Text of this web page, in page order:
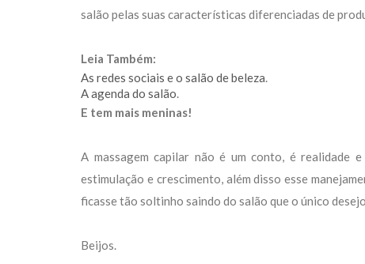
salão pelas suas características diferenciadas de
Leia Também:
As redes sociais e o salão de beleza.
A agenda do salão.
E tem mais meninas!
A massagem capilar não é um conto, é realidade
estimulação e crescimento, além disso esse
ficasse tão soltinho saindo do salão que o único
Beijos.